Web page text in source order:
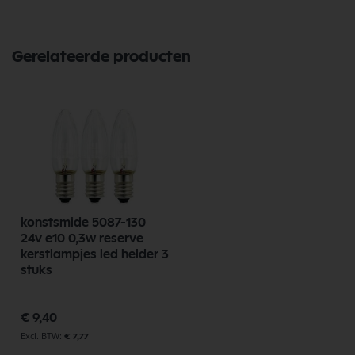
Gerelateerde producten
konstsmide 5087-130
24v e10 0,3w reserve
kerstlampjes led helder 3
stuks
€ 9,40
€ 7,77